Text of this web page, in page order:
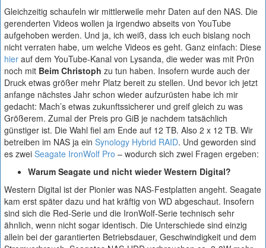
Gleichzeitig schaufeln wir mittlerweile mehr Daten auf den NAS. Die
gerenderten Videos wollen ja irgendwo abseits von YouTube
aufgehoben werden. Und ja, ich weiß, dass ich euch bislang noch
nicht verraten habe, um welche Videos es geht. Ganz einfach: Diese
hier auf dem YouTube-Kanal von Lysanda, die weder was mit Pr0n
noch mit Beim Christoph zu tun haben. Insofern wurde auch der
Druck etwas größer mehr Platz bereit zu stellen. Und bevor ich jetzt
anfange nächstes Jahr schon wieder aufzurüsten habe ich mir
gedacht: Mach’s etwas zukunftssicherer und greif gleich zu was
Größerem. Zumal der Preis pro GiB je nachdem tatsächlich
günstiger ist. Die Wahl fiel am Ende auf 12 TB. Also 2 x 12 TB. Wir
betreiben im NAS ja ein Synology Hybrid RAID. Und geworden sind
es zwei Seagate IronWolf Pro – wodurch sich zwei Fragen ergeben:
Warum Seagate und nicht wieder Western Digital?
Western Digital ist der Pionier was NAS-Festplatten angeht. Seagate
kam erst später dazu und hat kräftig von WD abgeschaut. Insofern
sind sich die Red-Serie und die IronWolf-Serie technisch sehr
ähnlich, wenn nicht sogar identisch. Die Unterschiede sind einzig
allein bei der garantierten Betriebsdauer, Geschwindigkeit und dem